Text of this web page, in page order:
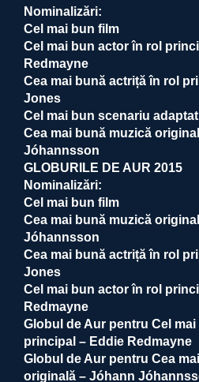
Nominalizări:
Cel mai bun film
Cel mai bun actor în rol
Redmayne
Cea mai bună actriță în rol
Jones
Cel mai bun scenariu
Cea mai bună muzică
Jóhannsson
GLOBURILE DE AUR 2015
Nominalizări:
Cel mai bun film
Cea mai bună muzică
Jóhannsson
Cea mai bună actriță în rol
Jones
Cel mai bun actor în rol
Redmayne
Globul de Aur pentru Cel
principal – Eddie Redmayne
Globul de Aur pentru Cea
originală – Jóhann